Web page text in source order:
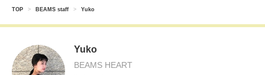
TOP > BEAMS staff > Yuko
Yuko
BEAMS HEART